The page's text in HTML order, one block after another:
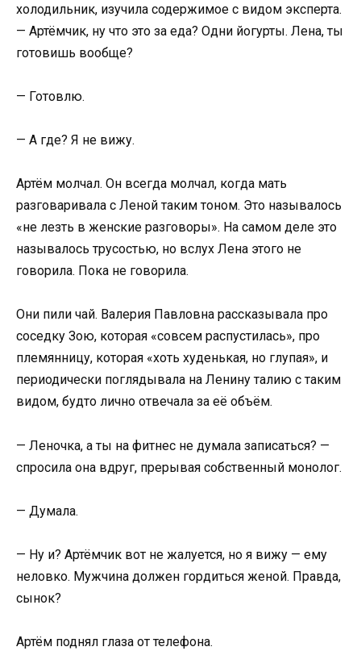
холодильник, изучила содержимое с видом эксперта.
— Артёмчик, ну что это за еда? Одни йогурты. Лена, ты
готовишь вообще?
— Готовлю.
— А где? Я не вижу.
Артём молчал. Он всегда молчал, когда мать
разговаривала с Леной таким тоном. Это называлось
«не лезть в женские разговоры». На самом деле это
называлось трусостью, но вслух Лена этого не
говорила. Пока не говорила.
Они пили чай. Валерия Павловна рассказывала про
соседку Зою, которая «совсем распустилась», про
племянницу, которая «хоть худенькая, но глупая», и
периодически поглядывала на Ленину талию с таким
видом, будто лично отвечала за её объём.
— Леночка, а ты на фитнес не думала записаться? —
спросила она вдруг, прерывая собственный монолог.
— Думала.
— Ну и? Артёмчик вот не жалуется, но я вижу — ему
неловко. Мужчина должен гордиться женой. Правда,
сынок?
Артём поднял глаза от телефона.